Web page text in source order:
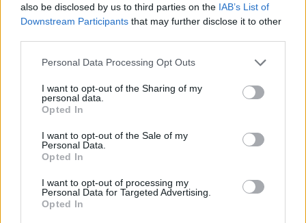
also be disclosed by us to third parties on the IAB’s List of
Downstream Participants that may further disclose it to other
Personal Data Processing Opt Outs
I want to opt-out of the Sharing of my
personal data.
Opted In
I want to opt-out of the Sale of my
Personal Data.
Opted In
I want to opt-out of processing my
Personal Data for Targeted Advertising.
Opted In
Añadir un comentario ...
en Streaming ⚽🍿🏀
El deporte no ocurre solo en el campo! ⚽🏈🏀
pantalla. 💥 De dramas épicos a risas puras. 🏆
¡Guarda esta colección para tu próximo
Opina de Tele